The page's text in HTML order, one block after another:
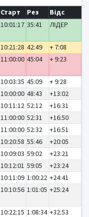
Старт Рез
Відс
10:01:17 35:41 ЛІДЕР
10:21:28 42:49
+ 7:08
11:00:00 45:04 + 9:23
10:03:35 45:09
+ 9:28
10:00:00 48:43
+13:02
10:11:12 52:12
+16:31
11:00:00 52:31
+16:50
11:00:00 52:32
+16:51
10:20:58 55:46
+20:05
10:09:03 59:02
+23:21
10:12:01 59:05
+23:24
10:11:09 1:00:22 +24:41
10:10:56 1:01:05 +25:24
10:22:15 1:08:34 +32:53